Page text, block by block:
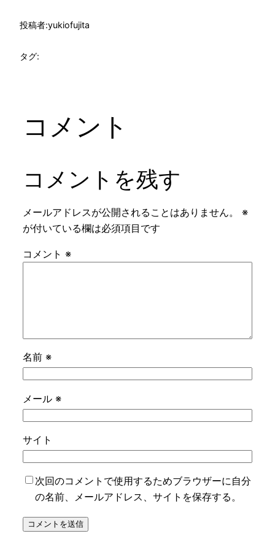
投稿者:yukiofujita
タグ:
コメント
コメントを残す
メールアドレスが公開されることはありません。
※
が付いている欄は必須項目です
コメント ※
名前 ※
メール ※
サイト
次回のコメントで使用するためブラウザーに自分
の名前、メールアドレス、サイトを保存する。